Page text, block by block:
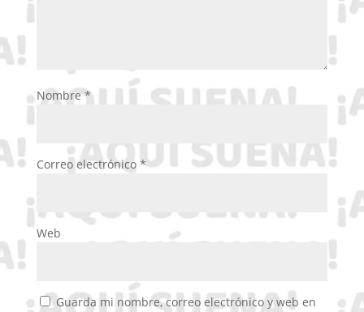
Nombre*
Correo electrónico *
Web
Guarda mi nombre, correo electrónico y web en